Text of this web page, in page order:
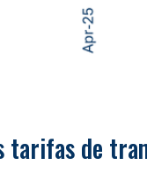
tarifas de